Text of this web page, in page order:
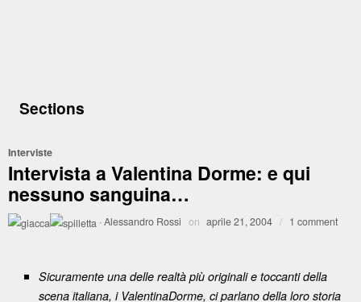
Sections
Interviste
Intervista a Valentina Dorme: e qui
nessuno sanguina…
·Alessandro Rossi on aprile 21, 2004 / 1 comment
Sicuramente una delle realtà più originali e toccanti della
scena italiana, i ValentinaDorme, ci parlano della loro storia